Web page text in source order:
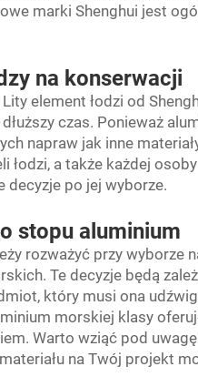
marki Shenghui jest
na konserwacji
Lity element łodzi od
czas. Ponieważ
napraw jak inne
łodzi, a także każdej
decyzje po jej wyborze.
stopu aluminium
rozważyć przy wyborze
Te decyzje będą
który musi ona
morskiej klasy
Warto wziąć pod
na Twój projekt